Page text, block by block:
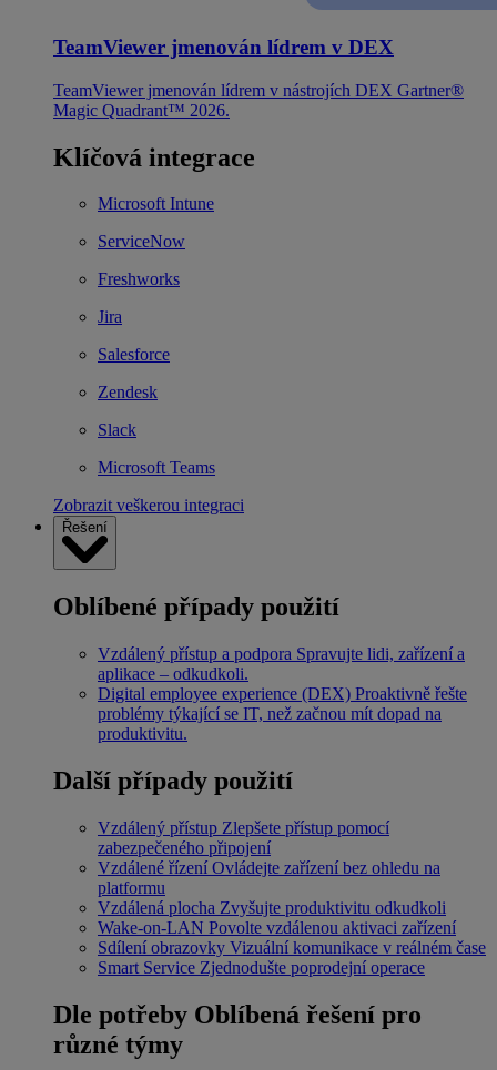
TeamViewer jmenován lídrem v DEX
TeamViewer jmenován lídrem v nástrojích DEX Gartner®
Magic Quadrant™ 2026.
Klíčová integrace
Microsoft Intune
ServiceNow
Freshworks
Jira
Salesforce
Zendesk
Slack
Microsoft Teams
Zobrazit veškerou integraci
Řešení
Oblíbené případy použití
Vzdálený přístup a podpora Spravujte lidi, zařízení a
aplikace – odkudkoli.
Digital employee experience (DEX) Proaktivně řešte
problémy týkající se IT, než začnou mít dopad na
produktivitu.
Další případy použití
Vzdálený přístup Zlepšete přístup pomocí
zabezpečeného připojení
Vzdálené řízení Ovládejte zařízení bez ohledu na
platformu
Vzdálená plocha Zvyšujte produktivitu odkudkoli
Wake-on-LAN Povolte vzdálenou aktivaci zařízení
Sdílení obrazovky Vizuální komunikace v reálném čase
Smart Service Zjednodušte poprodejní operace
Dle potřeby Oblíbená řešení pro
různé týmy